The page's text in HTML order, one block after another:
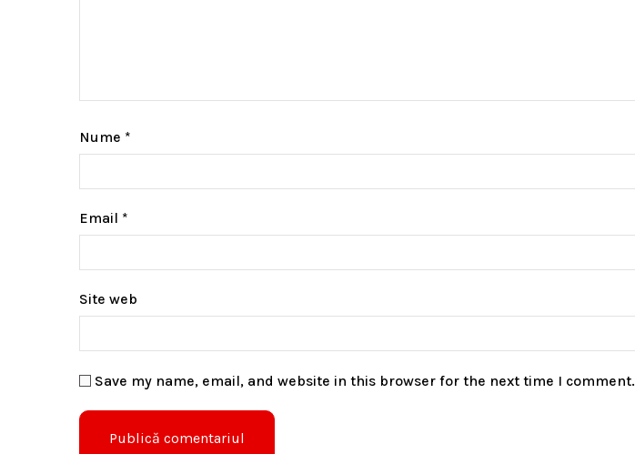
Nume *
Email *
Site web
Save my name, email, and website in this browser for the next time I comment.